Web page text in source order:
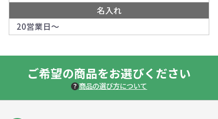
名入れ
20営業日～
ご希望の商品をお選びください
商品の選び方について